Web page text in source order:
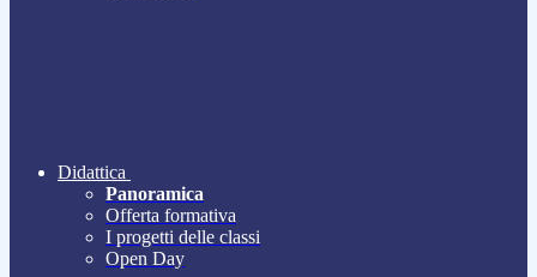
Didattica
Panoramica
Offerta formativa
I progetti delle classi
Open Day